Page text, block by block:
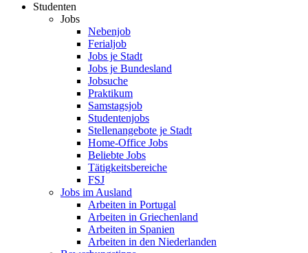
Studenten
Jobs
Nebenjob
Ferialjob
Jobs je Stadt
Jobs je Bundesland
Jobsuche
Praktikum
Samstagsjob
Studentenjobs
Stellenangebote je Stadt
Home-Office Jobs
Beliebte Jobs
Tätigkeitsbereiche
FSJ
Jobs im Ausland
Arbeiten in Portugal
Arbeiten in Griechenland
Arbeiten in Spanien
Arbeiten in den Niederlanden